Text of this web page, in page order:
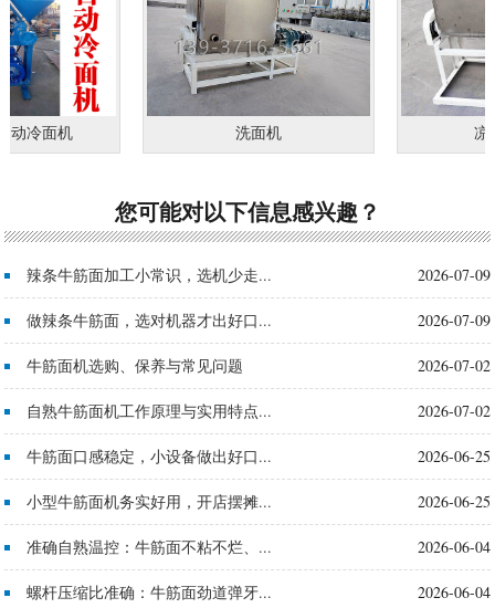
冷面机 洗面机 凉
您可能对以下信息感兴趣？
2026-07-09
辣条牛筋面加工小常识，选机少走...
2026-07-09
做辣条牛筋面，选对机器才出好口...
2026-07-02
牛筋面机选购、保养与常见问题
2026-07-02
自熟牛筋面机工作原理与实用特点...
2026-06-25
牛筋面口感稳定，小设备做出好口...
2026-06-25
小型牛筋面机务实好用，开店摆摊...
2026-06-04
准确自熟温控：牛筋面不粘不烂、...
2026-06-04
螺杆压缩比准确：牛筋面劲道弹牙...